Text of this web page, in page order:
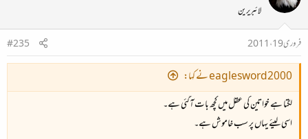
لائبریرین
فروری 19، 2011
#235
eaglesword2000 نے کہا:
لگتا ہے خواتین کی عقل میں کچھ بات آگئی ہے۔
اسی لیئے یہاں پر سب خاموش ہے۔